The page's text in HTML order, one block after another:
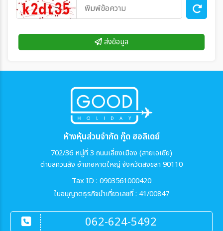
ส่งข้อมูล
ห้างหุ้นส่วนจำกัด กู๊ด ฮอลิเดย์
702/36 หมู่ที่ 3 ถนนเลี่ยงเมือง (สายเอเซีย)
ตำบลควนลัง อำเภอหาดใหญ่ จังหวัดสงขลา 90110
Tax ID : 0903561000420
ใบอนุญาตธุรกิจนำเที่ยวเลขที่ : 41/00847
062-624-5492